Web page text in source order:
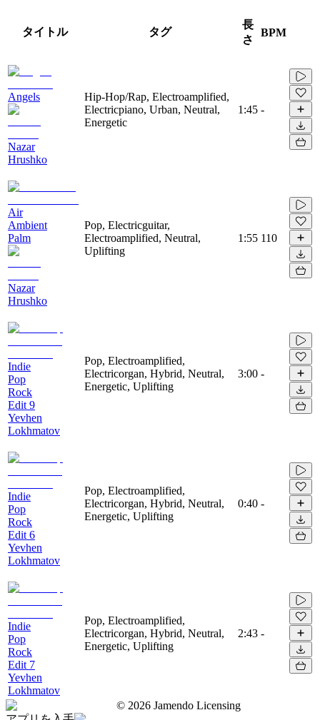
タイトル タグ
長
さ
BPM
Angels
Nazar
Hrushko
Hip-Hop/Rap, Electroamplified,
Electricpiano, Urban, Neutral,
Energetic
1:45 -
Air
Ambient
Palm
Nazar
Hrushko
Pop, Electricguitar,
Electroamplified, Neutral,
Uplifting
1:55 110
Indie
Pop
Rock
Edit 9
Yevhen
Lokhmatov
Pop, Electroamplified,
Electricorgan, Hybrid, Neutral,
Energetic, Uplifting
3:00 -
Indie
Pop
Rock
Edit 6
Yevhen
Lokhmatov
Pop, Electroamplified,
Electricorgan, Hybrid, Neutral,
Energetic, Uplifting
0:40 -
Indie
Pop
Rock
Edit 7
Yevhen
Lokhmatov
Pop, Electroamplified,
Electricorgan, Hybrid, Neutral,
Energetic, Uplifting
2:43 -
© 2026 Jamendo Licensing